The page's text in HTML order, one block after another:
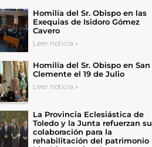
Homilía del Sr. Obispo en las
Exequias de Isidoro Gómez
Cavero
Leer noticia »
Homilía del Sr. Obispo en San
Clemente el 19 de Julio
Leer noticia »
La Provincia Eclesiástica de
Toledo y la Junta refuerzan su
colaboración para la
rehabilitación del patrimonio